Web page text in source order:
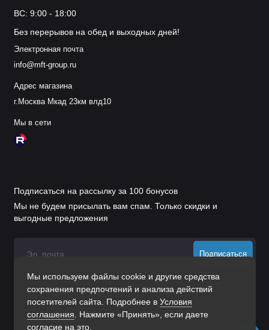
Мы используем файлы cookie и другие средства
сохранения предпочтений и анализа действий
посетителей сайта. Подробнее в Условия
соглашения . Нажмите «Принять», если даете
согласие на это.
ВС: 9:00 - 18:00
Без перерывов на обед и выходных дней!
Электронная почта
info@mft-group.ru
Адрес магазина
г.Москва Мкад 23км влд10
Мы в сети
Подписаться на рассылку за 100 бонусов
Мы не будем присылать вам спам. Только скидки и
выгодные предложения
Подписаться
Нажимая на кнопку «Подписаться», Вы даетесогласие на
обработку персональных данных.